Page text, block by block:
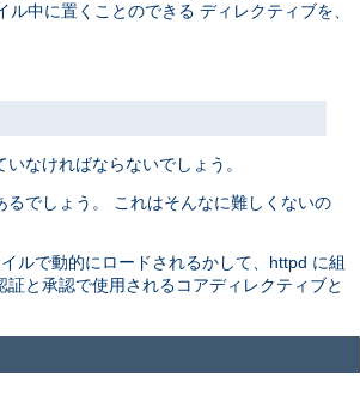
中に置くことのできる ディレクティブを、
なければならないでしょう。
でしょう。 これはそんなに難しくないの
ルで動的にロードされるかして、httpd に組
と承認で使用されるコアディレクティブと